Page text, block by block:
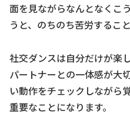
面を見ながらなんとなくこ
うと、のちのち苦労するこ
社交ダンスは自分だけが楽
パートナーとの一体感が大
い動作をチェックしながら
重要なことになります。